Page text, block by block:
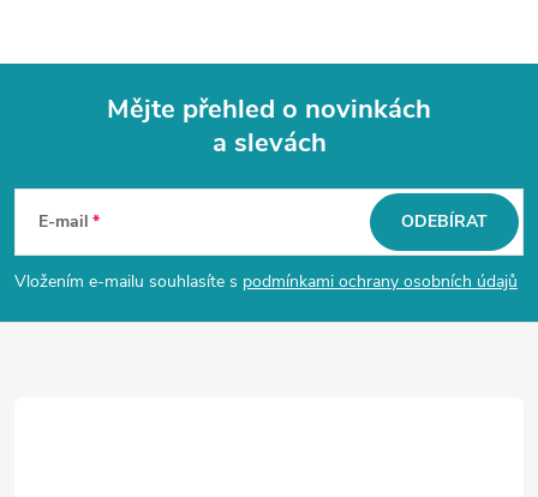
p
Mějte přehled o novinkách
a slevách
E-mail
Vložením e-mailu souhlasíte s podmínkami ochrany osobních údajů
ODEBÍRAT